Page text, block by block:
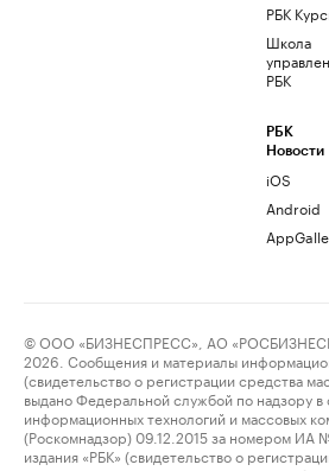
РБК
Школа
РБК
РБК
Новости
iOS
Android
© ООО «БИЗНЕСПРЕСС», АО
2026. Сообщения и материалы
(свидетельство о регистрации средства
выдано Федеральной службой по надзору в
информационных технологий и массовых
(Роскомнадзор) 09.12.2015 за номером ИА
издания «РБК» (свидетельство о